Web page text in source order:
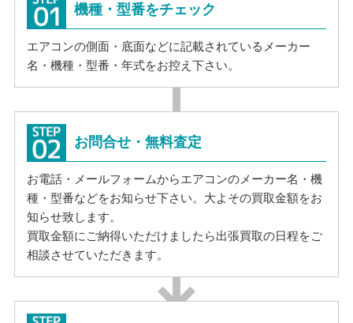
機種・型番をチェック
エアコンの側面・底面などに記載されているメーカー
名・機種・型番・年式をお控え下さい。
お問合せ・無料査定
お電話・メールフォームからエアコンのメーカー名・機
種・型番などをお知らせ下さい。大よその買取金額をお
知らせ致します。
買取金額にご納得いただけましたら出張買取の日程をご
相談させていただきます。